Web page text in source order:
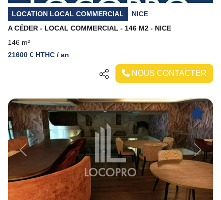
LOCATION LOCAL COMMERCIAL
NICE
A CÉDER - LOCAL COMMERCIAL - 146 M2 - NICE
146 m²
21600 € HTHC / an
NOUS CONTACTER
Previous Next